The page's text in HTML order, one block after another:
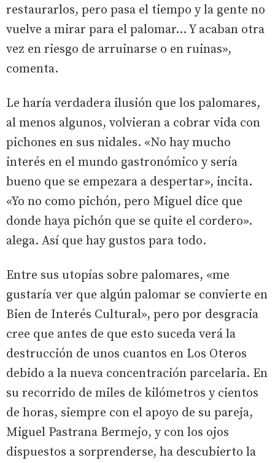
restaurarlos, pero pasa el tiempo y la gente no
vuelve a mirar para el palomar... Y acaban otra
vez en riesgo de arruinarse o en ruinas»,
comenta.
Le haría verdadera ilusión que los palomares,
al menos algunos, volvieran a cobrar vida con
pichones en sus nidales. «No hay mucho
interés en el mundo gastronómico y sería
bueno que se empezara a despertar», incita.
«Yo no como pichón, pero Miguel dice que
donde haya pichón que se quite el cordero».
alega. Así que hay gustos para todo.
Entre sus utopías sobre palomares, «me
gustaría ver que algún palomar se convierte en
Bien de Interés Cultural», pero por desgracia
cree que antes de que esto suceda verá la
destrucción de unos cuantos en Los Oteros
debido a la nueva concentración parcelaria. En
su recorrido de miles de kilómetros y cientos
de horas, siempre con el apoyo de su pareja,
Miguel Pastrana Bermejo, y con los ojos
dispuestos a sorprenderse, ha descubierto la